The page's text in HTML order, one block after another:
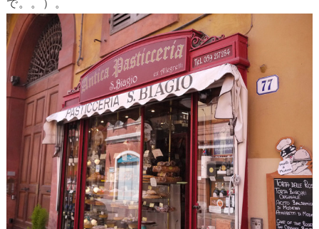
で。。）。